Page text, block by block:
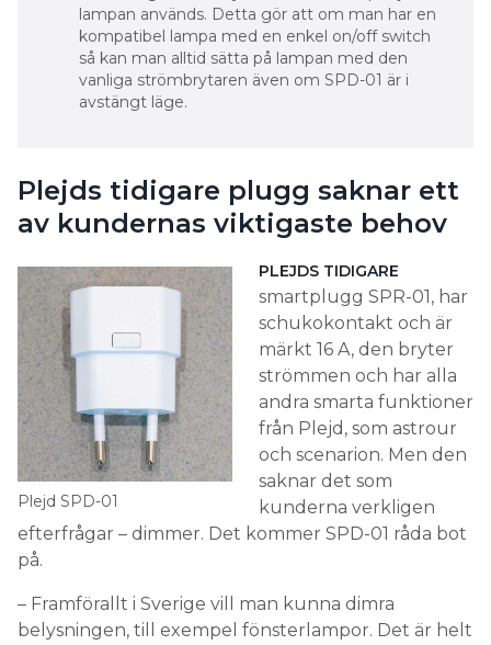
lampan används. Detta gör att om man har en
kompatibel lampa med en enkel on/off switch
så kan man alltid sätta på lampan med den
vanliga strömbrytaren även om SPD-01 är i
avstängt läge.
Plejds tidigare plugg saknar ett
av kundernas viktigaste behov
Plejd SPD-01
PLEJDS TIDIGARE
smartplugg SPR-01, har
schukokontakt och är
märkt 16 A, den bryter
strömmen och har alla
andra smarta funktioner
från Plejd, som astrour
och scenarion. Men den
saknar det som
kunderna verkligen
efterfrågar – dimmer. Det kommer SPD-01 råda bot
på.
– Framförallt i Sverige vill man kunna dimra
belysningen, till exempel fönsterlampor. Det är helt